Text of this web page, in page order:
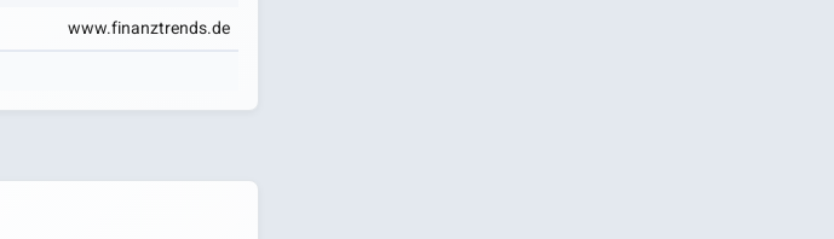
www.finanztrends.de